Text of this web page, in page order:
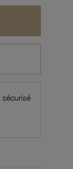
sécurisé